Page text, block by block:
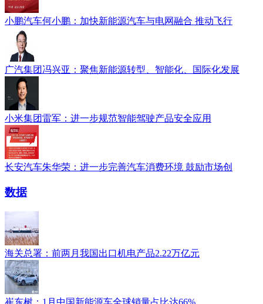
小鹏汽车何小鹏：加快新能源汽车与电网融合 推动飞行
广汽集团冯兴亚：聚焦新能源转型、智能化、国际化发展
小米集团雷军：进一步规范智能驾驶产品安全应用
长安汽车朱华荣：进一步完善汽车消费环境 鼓励市场创
数据
​海关总署：前两月我国出口机电产品2.22万亿元
崔东树：1月中国新能源车全球销量占比达66%